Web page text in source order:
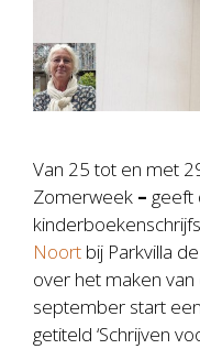
Van 25 tot en met
Zomerweek – geeft
Noort bij Parkvilla
over het maken
september start
getiteld ‘Schrijven